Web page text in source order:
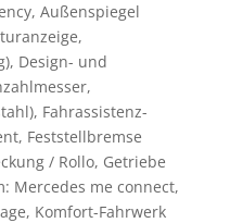
Außenspiegel
Design- und
Fahrassistenz-
Feststellbremse
/ Rollo, Getriebe
Mercedes me connect,
Komfort-Fahrwerk